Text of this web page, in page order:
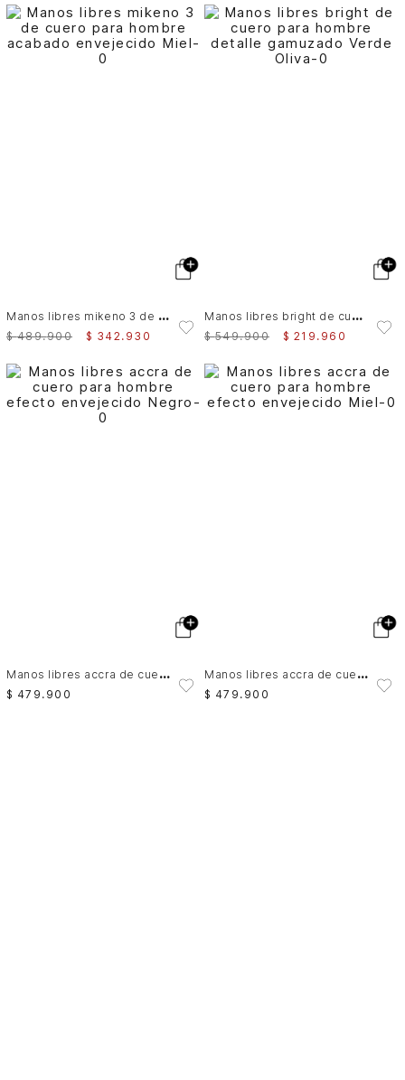
M
anos libres mikeno 3 de cuero para hombre acabado envejecido
$ 489.900 $ 342 . 930
M
anos libres bright de cuero para hombre detalle gamuzado
$ 549.900 $ 219 . 960
M
anos libres accra de cuero para hombre efecto envejecido
$ 479 . 900
M
anos libres accra de cuero para hombre efecto envejecido
$ 479 . 900